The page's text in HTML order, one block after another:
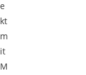
e
kt
m
it
M